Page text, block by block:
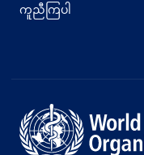
ကူညီကြပါ